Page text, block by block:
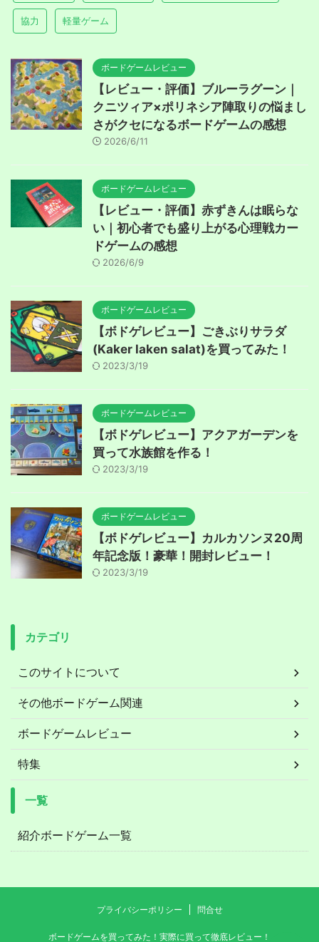
協力 軽量ゲーム
ボードゲームレビュー
【レビュー・評価】ブルーラグーン｜
クニツィア×ポリネシア陣取りの悩まし
さがクセになるボードゲームの感想
2026/6/11
ボードゲームレビュー
【レビュー・評価】赤ずきんは眠らな
い｜初心者でも盛り上がる心理戦カー
ドゲームの感想
2026/6/9
ボードゲームレビュー
【ボドゲレビュー】ごきぶりサラダ
(Kaker laken salat)を買ってみた！
2023/3/19
ボードゲームレビュー
【ボドゲレビュー】アクアガーデンを
買って水族館を作る！
2023/3/19
ボードゲームレビュー
【ボドゲレビュー】カルカソンヌ20周
年記念版！豪華！開封レビュー！
2023/3/19
カテゴリ
このサイトについて
その他ボードゲーム関連
ボードゲームレビュー
特集
一覧
紹介ボードゲーム一覧
プライバシーポリシー 問合せ
ボードゲームを買ってみた！実際に買って徹底レビュー！